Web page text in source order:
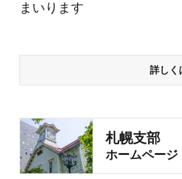
まいります
詳しく
札幌支部
ホームページ